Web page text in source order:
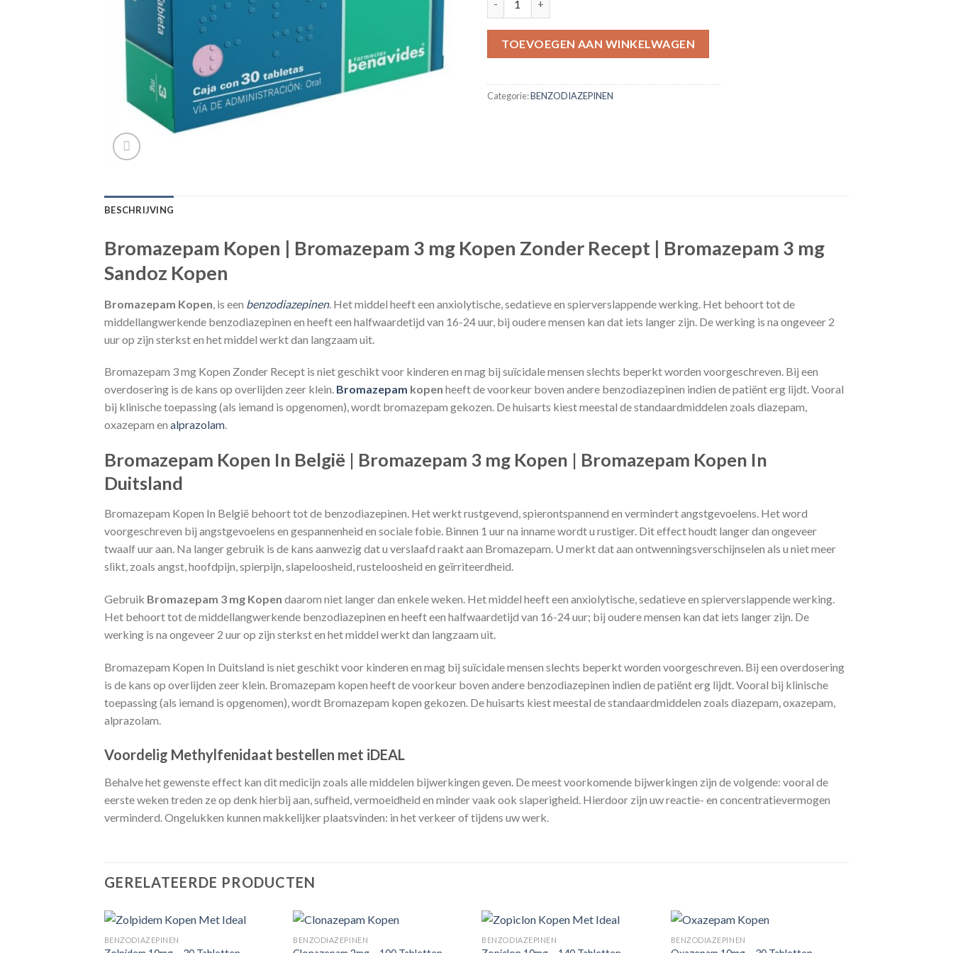
TOEVOEGEN AAN WINKELWAGEN
Categorie:BENZODIAZEPINEN
BESCHRIJVING
Bromazepam Kopen | Bromazepam 3 mg Kopen Zonder Recept | Bromazepam 3 mg
Sandoz Kopen
Bromazepam Kopen , is een benzodiazepinen. Het middel heeft een anxiolytische, sedatieve en spierverslappende werking. Het behoort tot de
middellangwerkende benzodiazepinen en heeft een halfwaardetijd van 16-24 uur, bij oudere mensen kan dat iets langer zijn. De werking is na ongeveer 2
uur op zijn sterkst en het middel werkt dan langzaam uit.
Bromazepam 3 mg Kopen Zonder Recept is niet geschikt voor kinderen en mag bij suïcidale mensen slechts beperkt worden voorgeschreven. Bij een
overdosering is de kans op overlijden zeer klein. Bromazepam kopen heeft de voorkeur boven andere benzodiazepinen indien de patiënt erg lijdt. Vooral
bij klinische toepassing (als iemand is opgenomen), wordt bromazepam gekozen. De huisarts kiest meestal de standaardmiddelen zoals diazepam,
oxazepam en alprazolam.
Bromazepam Kopen In België | Bromazepam 3 mg Kopen | Bromazepam Kopen In
Duitsland
Bromazepam Kopen In België behoort tot de benzodiazepinen. Het werkt rustgevend, spierontspannend en vermindert angstgevoelens. Het word
voorgeschreven bij angstgevoelens en gespannenheid en sociale fobie. Binnen 1 uur na inname wordt u rustiger. Dit effect houdt langer dan ongeveer
twaalf uur aan. Na langer gebruik is de kans aanwezig dat u verslaafd raakt aan Bromazepam. U merkt dat aan ontwenningsverschijnselen als u niet meer
slikt, zoals angst, hoofdpijn, spierpijn, slapeloosheid, rusteloosheid en geïrriteerdheid.
Gebruik Bromazepam 3 mg Kopen daarom niet langer dan enkele weken. Het middel heeft een anxiolytische, sedatieve en spierverslappende werking.
Het behoort tot de middellangwerkende benzodiazepinen en heeft een halfwaardetijd van 16-24 uur; bij oudere mensen kan dat iets langer zijn. De
werking is na ongeveer 2 uur op zijn sterkst en het middel werkt dan langzaam uit.
Bromazepam Kopen In Duitsland is niet geschikt voor kinderen en mag bij suïcidale mensen slechts beperkt worden voorgeschreven. Bij een overdosering
is de kans op overlijden zeer klein. Bromazepam kopen heeft de voorkeur boven andere benzodiazepinen indien de patiënt erg lijdt. Vooral bij klinische
toepassing (als iemand is opgenomen), wordt Bromazepam kopen gekozen. De huisarts kiest meestal de standaardmiddelen zoals diazepam, oxazepam,
alprazolam.
Voordelig Methylfenidaat bestellen met iDEAL
Behalve het gewenste effect kan dit medicijn zoals alle middelen bijwerkingen geven. De meest voorkomende bijwerkingen zijn de volgende: vooral de
eerste weken treden ze op denk hierbij aan, sufheid, vermoeidheid en minder vaak ook slaperigheid. Hierdoor zijn uw reactie- en concentratievermogen
verminderd. Ongelukken kunnen makkelijker plaatsvinden: in het verkeer of tijdens uw werk.
GERELATEERDE PRODUCTEN
BENZODIAZEPINEN BENZODIAZEPINEN BENZODIAZEPINEN BENZODIAZEPINEN